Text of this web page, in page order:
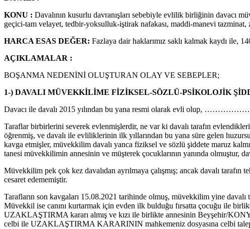
KONU : Davalının kusurlu davranışları sebebiyle evlilik birliğinin davacı
geçici-tam velayet, tedbir-yoksulluk-iştirak nafakası, maddi-manevi
HARCA ESAS DEĞER: Fazlaya dair haklarımız saklı kalmak kaydı ile,
AÇIKLAMALAR :
BOŞANMA NEDENİNİ OLUŞTURAN OLAY VE SEBEPLER;
1-) DAVALI MÜVEKKİLİME FİZİKSEL-SÖZLÜ-PSİKOLOJİK
Davacı ile davalı 2015 yılından bu yana resmi olarak evli olup, ………………
Taraflar birbirlerini severek evlenmişlerdir, ne var ki davalı tarafın
öğrenmiş, ve davalı ile evliliklerinin ilk yıllarından bu yana süre gelen
kavga etmişler, müvekkilim davalı yanca fiziksel ve sözlü şiddete maruz
tanesi müvekkilimin annesinin ve müşterek çocuklarının yanında olmuştur,
Müvekkilim pek çok kez davalıdan ayrılmaya çalışmış; ancak davalı tarafın
cesaret edememiştir.
Tarafların son kavgaları 15.08.2021 tarihinde olmuş, müvekkilim yine
Müvekkil ise canını kurtarmak için evden ilk bulduğu fırsatta çocuğu ile
UZAKLAŞTIRMA kararı almış ve kızı ile birlikte annesinin Beyşehir/
celbi ile UZAKLAŞTIRMA KARARININ mahkemeniz dosyasına celbi